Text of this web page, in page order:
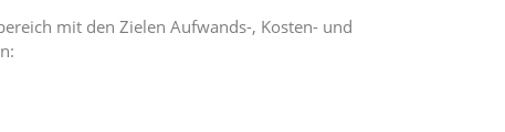
mit den Zielen Aufwands-, Kosten- und